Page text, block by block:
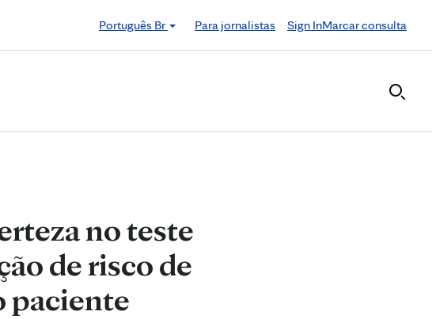
Português Br
Para jornalistas Sign InMarcar consulta
no teste
de risco de
paciente